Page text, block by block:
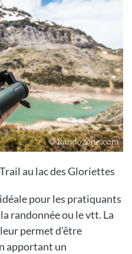
au lac des Gloriettes
pour les pratiquants
randonnée ou le vtt. La
permet d'être
apportant un